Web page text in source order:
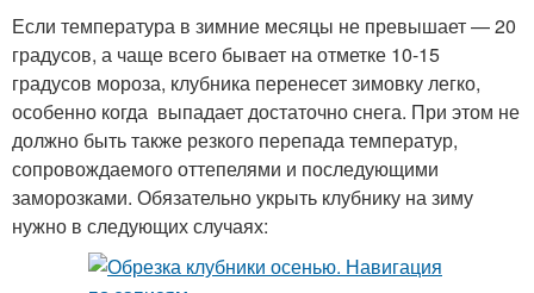
Если температура в зимние месяцы не превышает — 20
градусов, а чаще всего бывает на отметке 10-15
градусов мороза, клубника перенесет зимовку легко,
особенно когда выпадает достаточно снега. При этом не
должно быть также резкого перепада температур,
сопровождаемого оттепелями и последующими
заморозками. Обязательно укрыть клубнику на зиму
нужно в следующих случаях: